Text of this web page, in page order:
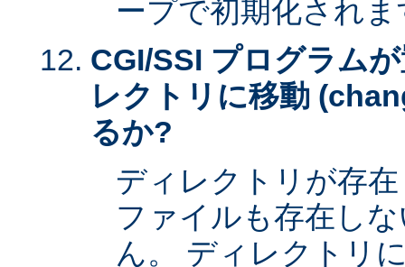
ープで初期化されま
CGI/SSI プログラム
レクトリに移動
るか?
ディレクトリが存
ファイルも存在し
ん。 ディレクトリ